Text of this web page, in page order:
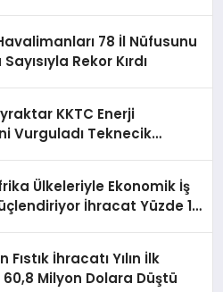
78 İl Nüfusunu
Rekor Kırdı
KKTC Enerji
Vurguladı Teknecik
Ülkeleriyle Ekonomik İş
İhracat Yüzde 12
Fıstık İhracatı Yılın İlk
60,8 Milyon Dolara Düştü